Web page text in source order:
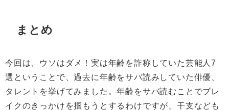
まとめ
今回は、ウソはダメ！実は年齢を詐称していた芸能人7
選ということで、過去に年齢をサバ読みしていた俳優、
タレントを挙げてみました。年齢をサバ読むことでブレ
イクのきっかけを掴もうとするわけですが、干支なども